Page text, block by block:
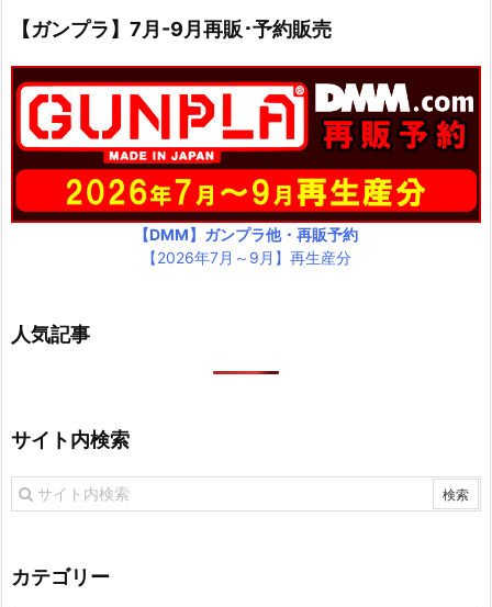
【ガンプラ】7月-9月再販･予約販売
【DMM】ガンプラ他・再販予約
【2026年7月～9月】再生産分
人気記事
サイト内検索
カテゴリー